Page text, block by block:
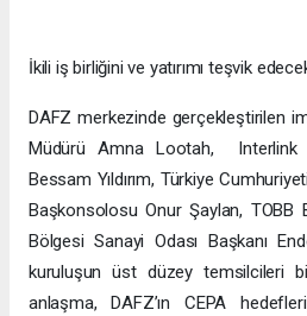
İkili iş birliğini ve yatırımı teşvik
DAFZ merkezinde gerçekleştirilen
Müdürü Amna Lootah, Interlink
Bessam Yıldırım, Türkiye
Başkonsolosu Onur Şaylan, TOBB
Bölgesi Sanayi Odası Başkanı
kuruluşun üst düzey temsilcileri
anlaşma, DAFZ’ın CEPA